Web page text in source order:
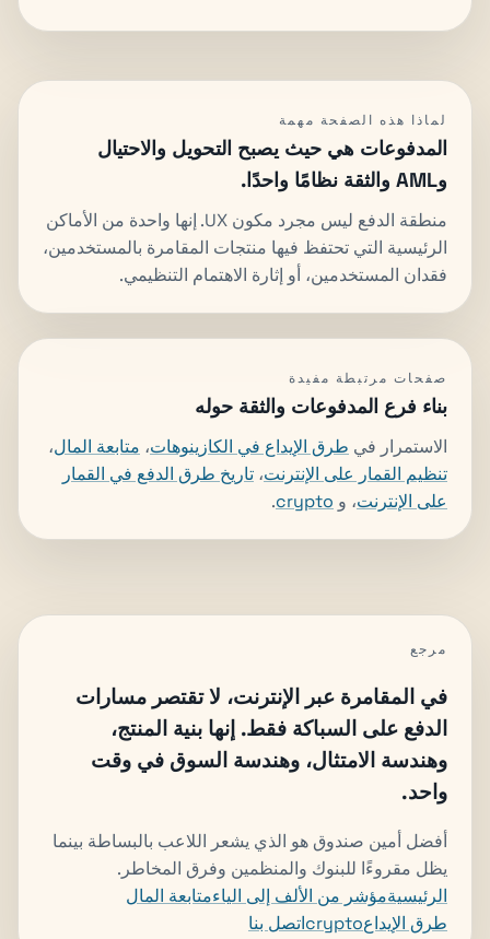
لماذا هذه الصفحة مهمة
المدفوعات هي حيث يصبح التحويل والاحتيال
وAML والثقة نظامًا واحدًا.
منطقة الدفع ليس مجرد مكون UX. إنها واحدة من الأماكن
الرئيسية التي تحتفظ فيها منتجات المقامرة بالمستخدمين،
فقدان المستخدمين، أو إثارة الاهتمام التنظيمي.
صفحات مرتبطة مفيدة
بناء فرع المدفوعات والثقة حوله
الاستمرار في طرق الإيداع في الكازينوهات، متابعة المال،
تنظيم القمار على الإنترنت، تاريخ طرق الدفع في القمار
على الإنترنت، و crypto
.
مرجع
في المقامرة عبر الإنترنت، لا تقتصر مسارات
الدفع على السباكة فقط. إنها بنية المنتج،
وهندسة الامتثال، وهندسة السوق في وقت
واحد.
أفضل أمين صندوق هو الذي يشعر اللاعب بالبساطة بينما
يظل مقروءًا للبنوك والمنظمين وفرق المخاطر.
الرئيسيةمؤشر من الألف إلى الياءمتابعة المال
طرق الإيداعcryptoاتصل بنا